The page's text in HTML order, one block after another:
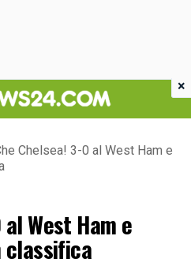
Chelsea! 3-0 al West Ham e
West Ham e
classifica
×